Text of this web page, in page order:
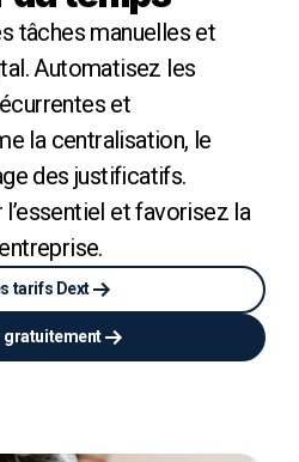
tâches manuelles et
Automatisez les
et
la centralisation, le
des justificatifs.
et favorisez la
tarifs Dext
gratuitement